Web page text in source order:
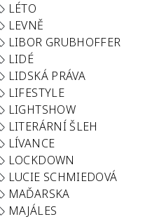
LÉTO
LEVNĚ
LIBOR GRUBHOFFER
LIDÉ
LIDSKÁ PRÁVA
LIFESTYLE
LIGHTSHOW
LITERÁRNÍ ŠLEH
LÍVANCE
LOCKDOWN
LUCIE SCHMIEDOVÁ
MAĎARSKA
MAJÁLES